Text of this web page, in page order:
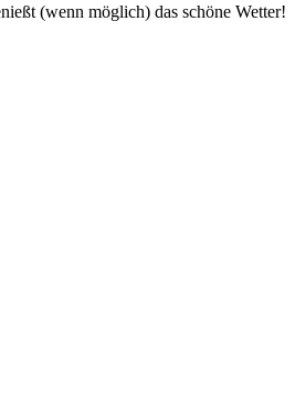
(wenn möglich) das schöne Wetter!